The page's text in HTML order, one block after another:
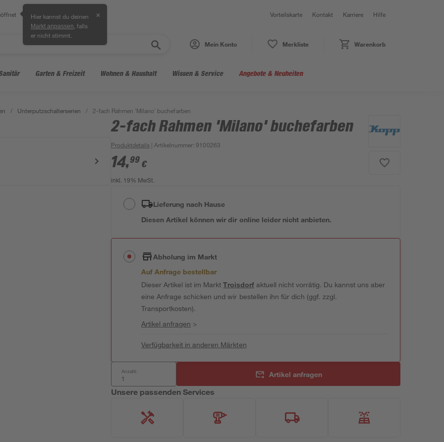
Hier kannst du deinen
Markt anpassen , falls
er nicht stimmt.
✕ Vorteilskarte Kontakt Karriere Hilfe
Mein Konto Merkliste Warenkorb
Garten & Freizeit Wohnen & Haushalt Wissen & Service Angebote & Neuheiten
/ Unterputzschalterserien / 2-fach Rahmen 'Milano' buchefarben
2-fach Rahmen 'Milano' buchefarben
Produktdetails | Artikelnummer:9100263
14,99 €
inkl. 19% MwSt.
Lieferung nach Hause
Diesen Artikel können wir dir online leider nicht anbieten.
Abholung im Markt
Auf Anfrage bestellbar
Dieser Artikel ist im MarktTroisdorfaktuell nicht vorrätig. Du kannst uns aber
eine Anfrage schicken und wir bestellen ihn für dich (ggf. zzgl.
Transportkosten).
Artikel anfragen >
Verfügbarkeit in anderen Märkten
Anzahl: Artikel anfragen
Unsere passenden Services